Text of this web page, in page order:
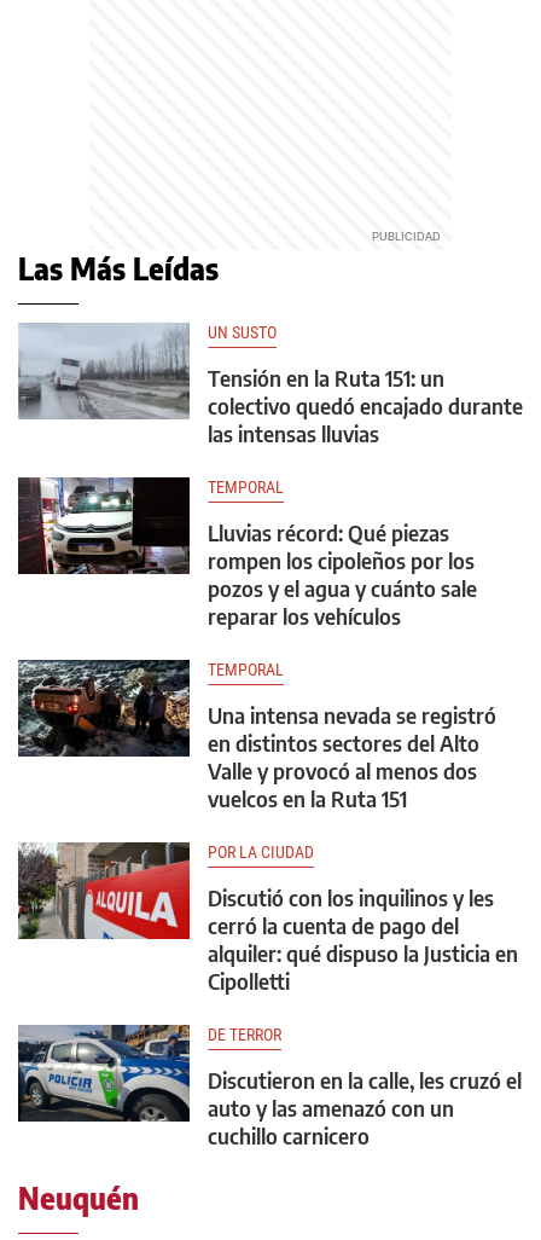
Las Más Leídas
UN SUSTO
Tensión en la Ruta 151: un
colectivo quedó encajado durante
las intensas lluvias
TEMPORAL
Lluvias récord: Qué piezas
rompen los cipoleños por los
pozos y el agua y cuánto sale
reparar los vehículos
TEMPORAL
Una intensa nevada se registró
en distintos sectores del Alto
Valle y provocó al menos dos
vuelcos en la Ruta 151
POR LA CIUDAD
Discutió con los inquilinos y les
cerró la cuenta de pago del
alquiler: qué dispuso la Justicia en
Cipolletti
DE TERROR
Discutieron en la calle, les cruzó el
auto y las amenazó con un
cuchillo carnicero
Neuquén